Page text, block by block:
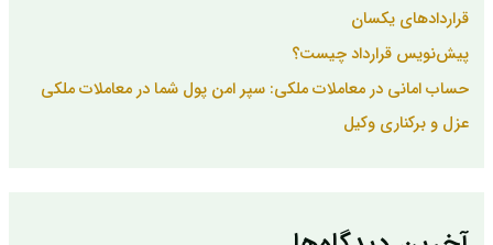
قراردادهای یکسان
پیش‌نویس قرارداد چیست؟
حساب امانی در معاملات ملکی: سپر امن پول شما در معاملات ملکی
عزل و برکناری وکیل